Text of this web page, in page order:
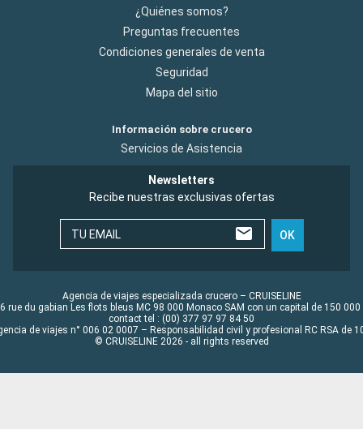
¿Quiénes somos?
Preguntas frecuentes
Condiciones generales de venta
Seguridad
Mapa del sitio
Información sobre crucero
Servicios de Asistencia
Newsletters
Recibe nuestras exclusivas ofertas
TU EMAIL OK
Agencia de viajes especializada crucero – CRUISELINE
rue du gabian Les flots bleus MC 98 000 Monaco SAM con un capital de 150 000
contact tel : (00) 377 97 97 84 50
de viajes n° 006 02 0007 – Responsabilidad civil y profesional RC RSA de
© CRUISELINE 2026 - all rights reserved